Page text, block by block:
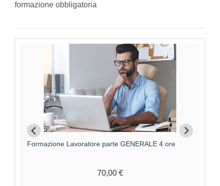
formazione obbligatoria
Formazione Lavoratore parte GENERALE 4 ore
70,00 €